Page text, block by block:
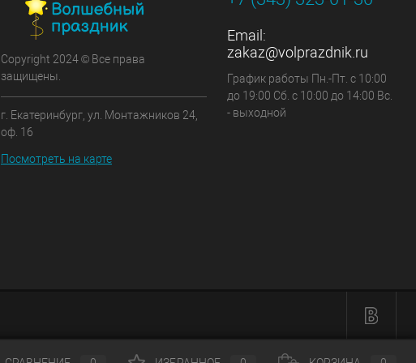
Copyright 2024 © Все права
защищены.
г. Екатеринбург, ул. Монтажников 24,
оф. 16
Посмотреть на карте
Email:
zakaz@volprazdnik.ru
График работы Пн.-Пт. с 10:00
до 19:00 Сб. с 10:00 до 14:00 Вс.
- выходной